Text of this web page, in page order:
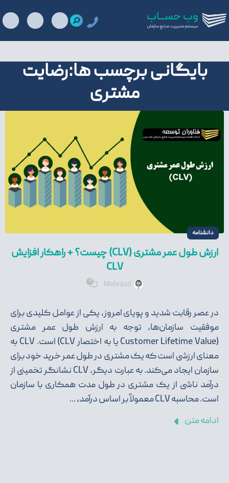
بایگانی برچسب ها:رضایت
مشتری
دانشنامه
ارزش طول عمر مشتری (CLV) چیست؟ + راهکار افزایش
CLV
Mehrdad
0
در عصر رقابت شدید و پویای امروز، یکی از عوامل کلیدی برای
موفقیت سازمان‌ها، توجه به ارزش طول عمر مشتری
(Customer Lifetime Value یا به اختصار CLV) است. CLV به
معنای ارزشی است که یک مشتری در طول عمر خرید خود برای
سازمان ایجاد می‌کند. به عبارت دیگر، CLV نشانگر تخمینی از
درآمد ناشی از یک مشتری در طول مدت همکاری با سازمان
است. محاسبه CLV معمولاً بر اساس درآمد، ...
ادامه متن